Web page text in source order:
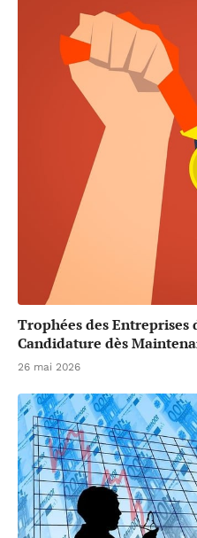
Trophées des Entreprises
Candidature dès
26 mai 2026